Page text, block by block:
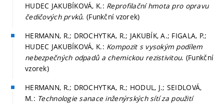
HUDEC JAKUBÍKOVÁ, K.: Reprofilační hmota pro opravu
čedičových prvků. (Funkční vzorek)
HERMANN, R.; DROCHYTKA, R.; JAKUBÍK, A.; FIGALA, P.;
HUDEC JAKUBÍKOVÁ, K.: Kompozit s vysokým podílem
nebezpečných odpadů a chemickou rezistivitou. (Funkční
vzorek)
HERMANN, R.; DROCHYTKA, R.; HODUL, J.; SEIDLOVÁ,
M.: Technologie sanace inženýrských sítí za použití